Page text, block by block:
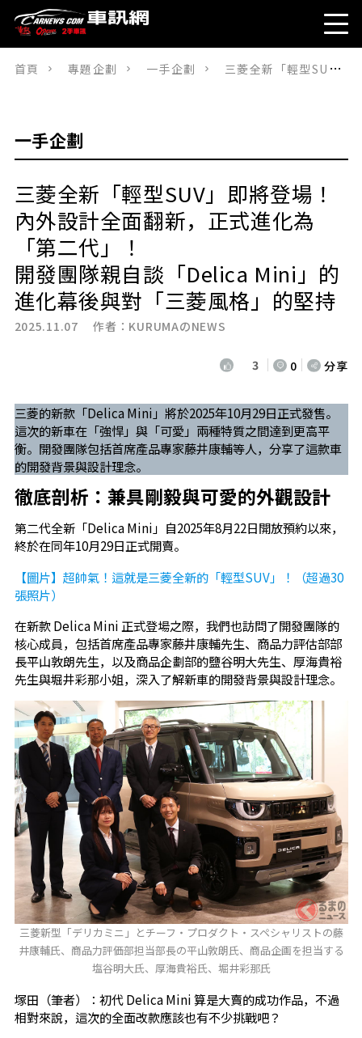
首頁 專題企劃 一手企劃 三菱全新「輕型SUV」即將登場！ 內外設計全面翻新，正式進化為「第二代」！ 開發團隊親自談「Delica Mini」的進化幕後與對「三菱風格」的堅持
一手企劃
三菱全新「輕型SUV」即將登場！
內外設計全面翻新，正式進化為
「第二代」！
開發團隊親自談「Delica Mini」的
進化幕後與對「三菱風格」的堅持
2025.11.07 作者： KURUMAのNEWS
3 0 分享
三菱的新款「Delica Mini」將於2025年10月29日正式發售。
這次的新車在「強悍」與「可愛」兩種特質之間達到更高平
衡。開發團隊包括首席產品專家藤井康輔等人，分享了這款車
的開發背景與設計理念。
徹底剖析：兼具剛毅與可愛的外觀設計
第二代全新「Delica Mini」自2025年8月22日開放預約以來，
終於在同年10月29日正式開賣。
【圖片】超帥氣！這就是三菱全新的「輕型SUV」！（超過30
張照片）
在新款 Delica Mini 正式登場之際，我們也訪問了開發團隊的
核心成員，包括首席產品專家藤井康輔先生、商品力評估部部
長平山敦朗先生，以及商品企劃部的鹽谷明大先生、厚海貴裕
先生與堀井彩那小姐，深入了解新車的開發背景與設計理念。
三菱新型「デリカミニ」とチーフ・プロダクト・スペシャリストの藤
井康輔氏、商品力評価部担当部長の平山敦朗氏、商品企画を担当する
塩谷明大氏、厚海貴裕氏、堀井彩那氏
塚田（筆者）：初代 Delica Mini 算是大賣的成功作品，不過
相對來說，這次的全面改款應該也有不少挑戰吧？